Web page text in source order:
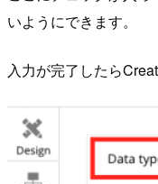
いようにできます。
入力が完了したら